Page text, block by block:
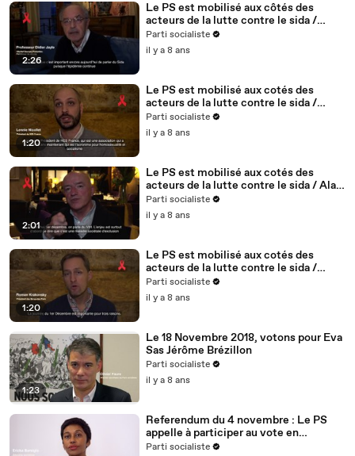
2:26
Le PS est mobilisé aux côtés des
acteurs de la lutte contre le sida /
Didier Jayle, médecin, fondateur du
site vih.org - 1/5
Parti socialiste
il y a 8 ans
1:20
Le PS est mobilisé aux cotés des
acteurs de la lutte contre le sida /
Lennie Nicollet, président de HES -
5/5
Parti socialiste
il y a 8 ans
2:01
Le PS est mobilisé aux cotés des
acteurs de la lutte contre le sida / Alain
BONNINEAU, président de AIDES IDF /
4/5
Parti socialiste
il y a 8 ans
1:20
Le PS est mobilisé aux cotés des
acteurs de la lutte contre le sida /
Roman Krakovsky, président de
Séropotes - 3/5
Parti socialiste
il y a 8 ans
1:23
Le 18 Novembre 2018, votons pour Eva
Sas Jérôme Brézillon
Parti socialiste
il y a 8 ans
Referendum du 4 novembre : Le PS
appelle à participer au vote en
Nouvelle-Calédonie
Parti socialiste